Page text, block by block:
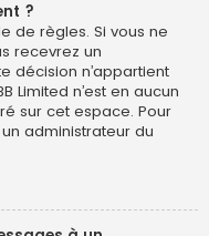
?
de règles. Si vous ne
recevrez un
décision n’appartient
Limited n’est en aucun
sur cet espace. Pour
administrateur du